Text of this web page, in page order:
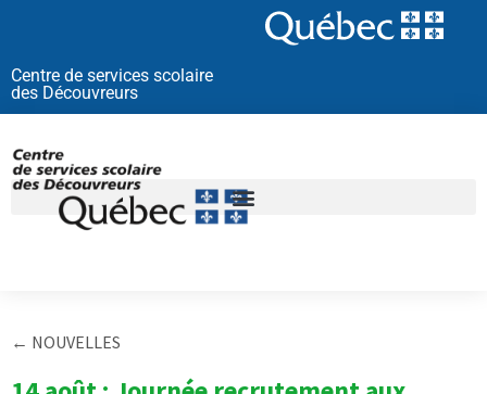
Centre de services scolaire
des Découvreurs
← NOUVELLES